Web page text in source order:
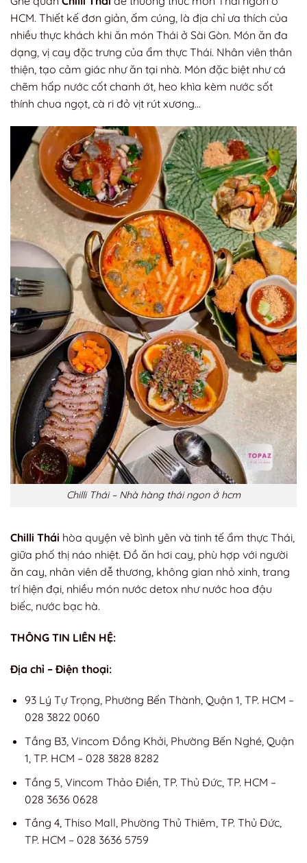
HCM. Thiết kế đơn giản, ấm cúng, là địa chỉ ưa thích của
nhiều thực khách khi ăn món Thái ở Sài Gòn. Món ăn đa
dạng, vị cay đặc trưng của ẩm thực Thái. Nhân viên thân
thiện, tạo cảm giác như ăn tại nhà. Món đặc biệt như cá
chẽm hấp nước cốt chanh ớt, heo khìa kèm nước sốt
thính chua ngọt, cà ri đỏ vịt rút xương…
Chilli Thái – Nhà hàng thái ngon ở hcm
Chilli Thái hòa quyện vẻ bình yên và tinh tế ẩm thực Thái,
giữa phố thị náo nhiệt. Đồ ăn hơi cay, phù hợp với người
ăn cay, nhân viên dễ thương, không gian nhỏ xinh, trang
trí hiện đại, nhiều món nước detox như nước hoa đậu
biếc, nước bạc hà.
THÔNG TIN LIÊN HỆ:
Địa chỉ – Điện thoại:
93 Lý Tự Trọng, Phường Bến Thành, Quận 1, TP. HCM –
028 3822 0060
Tầng B3, Vincom Đồng Khởi, Phường Bến Nghé, Quận
1, TP. HCM – 028 3828 8282
Tầng 5, Vincom Thảo Điền, TP. Thủ Đức, TP. HCM –
028 3636 0628
Tầng 4, Thiso Mall, Phường Thủ Thiêm, TP. Thủ Đức,
TP. HCM – 028 3636 5759